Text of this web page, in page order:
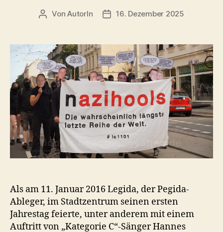
Beitragsautor
VonAutorIn Veröffentlichungsdatum
16. Dezember 2025
Als am 11. Januar 2016 Legida, der Pegida-
Ableger, im Stadtzentrum seinen ersten
Jahrestag feierte, unter anderem mit einem
Auftritt von „Kategorie C“-Sänger Hannes